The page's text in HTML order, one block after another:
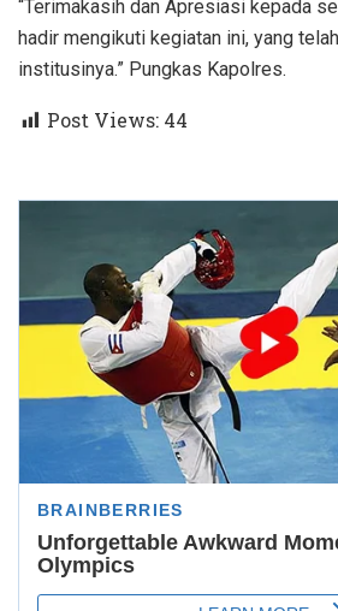
“Terimakasih dan Apresiasi kepada
hadir mengikuti kegiatan ini, yang
institusinya.” Pungkas Kapolres.
Post Views: 44